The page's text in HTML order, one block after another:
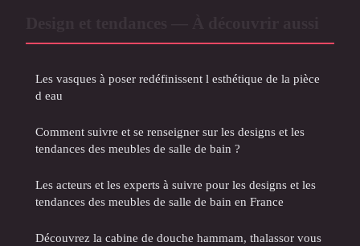
Les vasques à poser redéfinissent l esthétique de la pièce
d eau
Comment suivre et se renseigner sur les designs et les
tendances des meubles de salle de bain ?
Les acteurs et les experts à suivre pour les designs et les
tendances des meubles de salle de bain en France
Découvrez la cabine de douche hammam, thalassor vous